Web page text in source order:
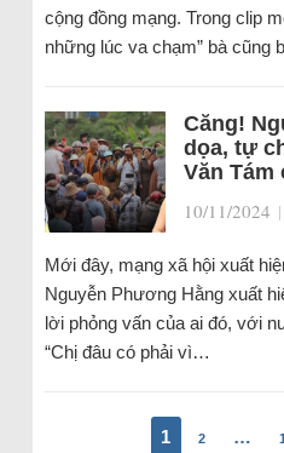
cộng đồng mạng. Trong clip
những lúc va chạm” bà cũng
Căng!
dọa, tự
Văn Tám
10/11/2024 |
Mới đây, mạng xã hội xuất
Nguyễn Phương Hằng xuất
lời phỏng vấn của ai đó, với
“Chị đâu có phải vì…
1 2 …